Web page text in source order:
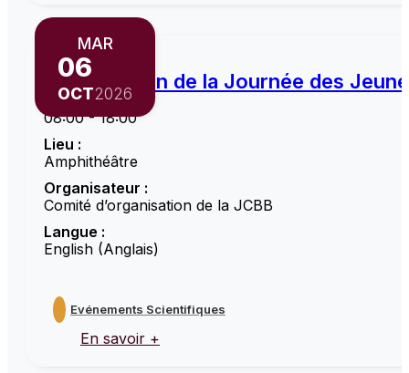
MAR
06
OCT2026
6ème édition de la Journée des
Horaires :
08:00 - 18:00
Lieu :
Amphithéâtre
Organisateur :
Comité d’organisation de la JCBB
Langue :
English (Anglais)
Evénements Scientifiques
En savoir +